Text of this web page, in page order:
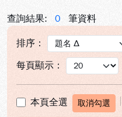
查詢結果: 0 筆資料
排序：
每頁顯示：
本頁全選 取消勾選